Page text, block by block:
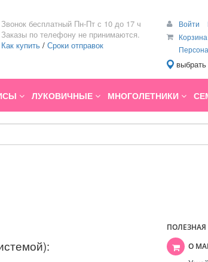
Звонок бесплатный Пн-Пт с 10 до 17 ч
Заказы по телефону не принимаются.
Как купить / Сроки отправок
Войти
Корзина
ЛУКОВИЧНЫЕ МНОГОЛЕТНИКИ
О